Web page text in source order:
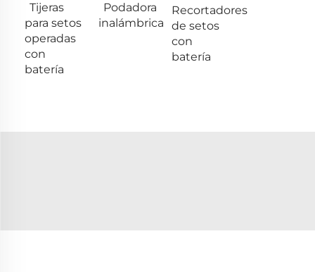
Tijeras
para setos
operadas
con
batería
Podadora
inalámbrica
Recortadores
de setos
con
batería